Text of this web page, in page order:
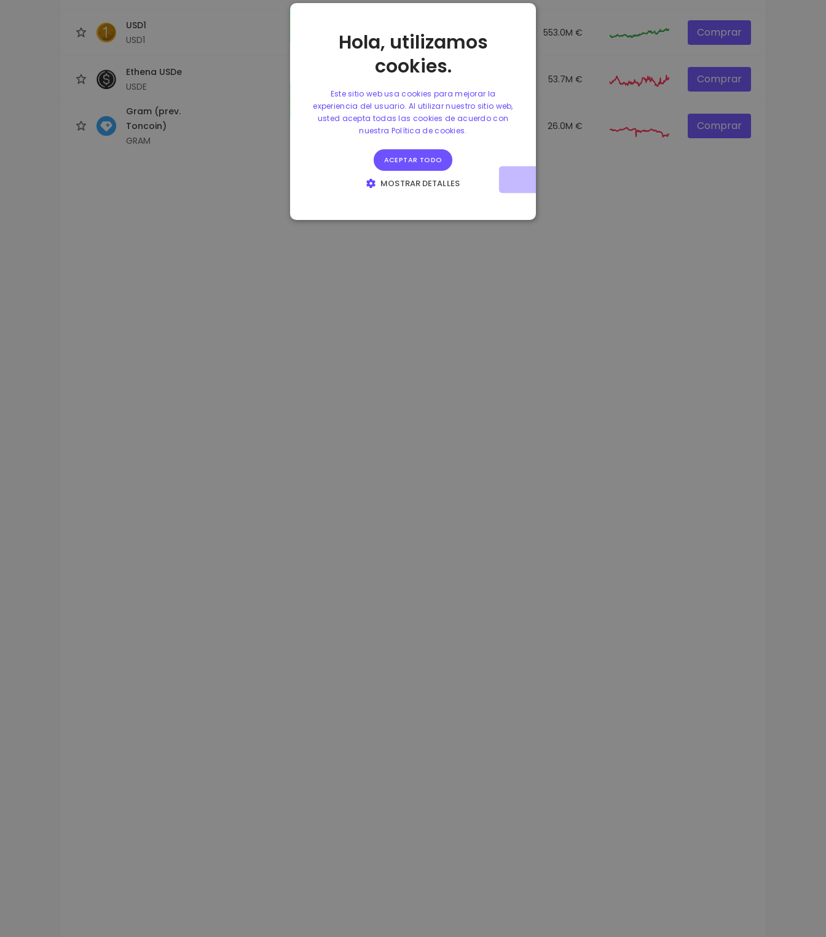
USD1
USD1
0.864857 € 0.00% 553.0M € Comprar
Ethena USDe
USDE
53.7M € Comprar
Gram (prev.
Toncoin)
GRAM
1.170000 € -1.80% 26.0M € Comprar
Hola, utilizamos
cookies.
Este sitio web usa cookies para mejorar la
experiencia del usuario. Al utilizar nuestro sitio web,
usted acepta todas las cookies de acuerdo con
nuestra Política de cookies.
ACEPTAR TODO
MOSTRAR DETALLES